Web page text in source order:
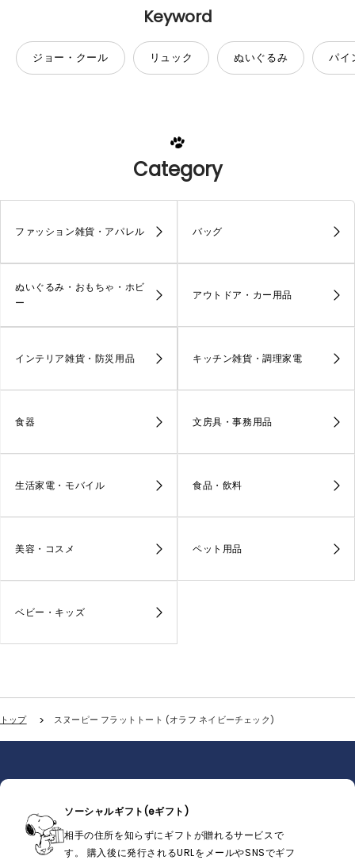
Keyword
ジョー・クール リュック ぬいぐるみ パイ
Category
ファッション雑貨・アパレル バッグ
ぬいぐるみ・おもちゃ・ホビ
ー
アウトドア・カー用品
インテリア雑貨・防災用品 キッチン雑貨・調理家電
食器 文房具・事務用品
生活家電・モバイル 食品・飲料
美容・コスメ ペット用品
ベビー・キッズ
トップ スヌーピー フラットトート (オラフ ネイビーチェック)
ソーシャルギフト(eギフト)
相手の住所を知らずにギフトが贈れるサービスで
す。 購入後に発行されるURLをメールやSNSでギフ